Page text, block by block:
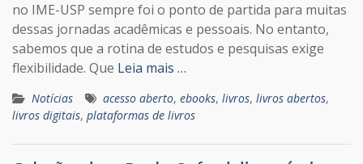
no IME-USP sempre foi o ponto de partida para muitas
dessas jornadas acadêmicas e pessoais. No entanto,
sabemos que a rotina de estudos e pesquisas exige
flexibilidade. Que Leia mais …
Notícias acesso aberto, ebooks, livros, livros abertos,
livros digitais, plataformas de livros